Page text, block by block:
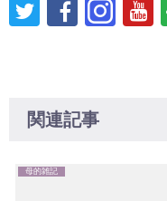
関連記事
母的雑記